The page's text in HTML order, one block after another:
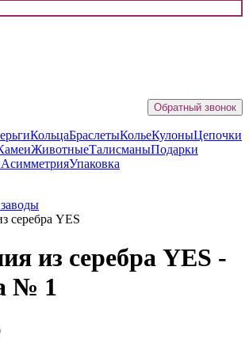
Обратный звонок
КольцаБраслетыКольеКулоныЦепочки
ЖивотныеТалисманыПодарки
АсимметрияУпаковка
серебра YES
из серебра YES -
№ 1